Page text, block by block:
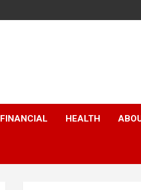
FINANCIAL HEALTH